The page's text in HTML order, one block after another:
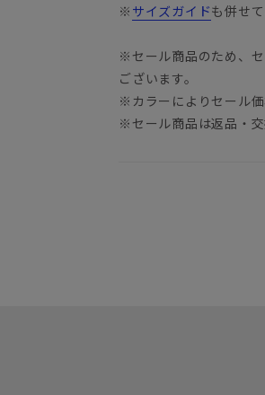
※ サイズガイドも併せ
※セール商品のため、
ございます。
※カラーによりセール価
※セール商品は返品・